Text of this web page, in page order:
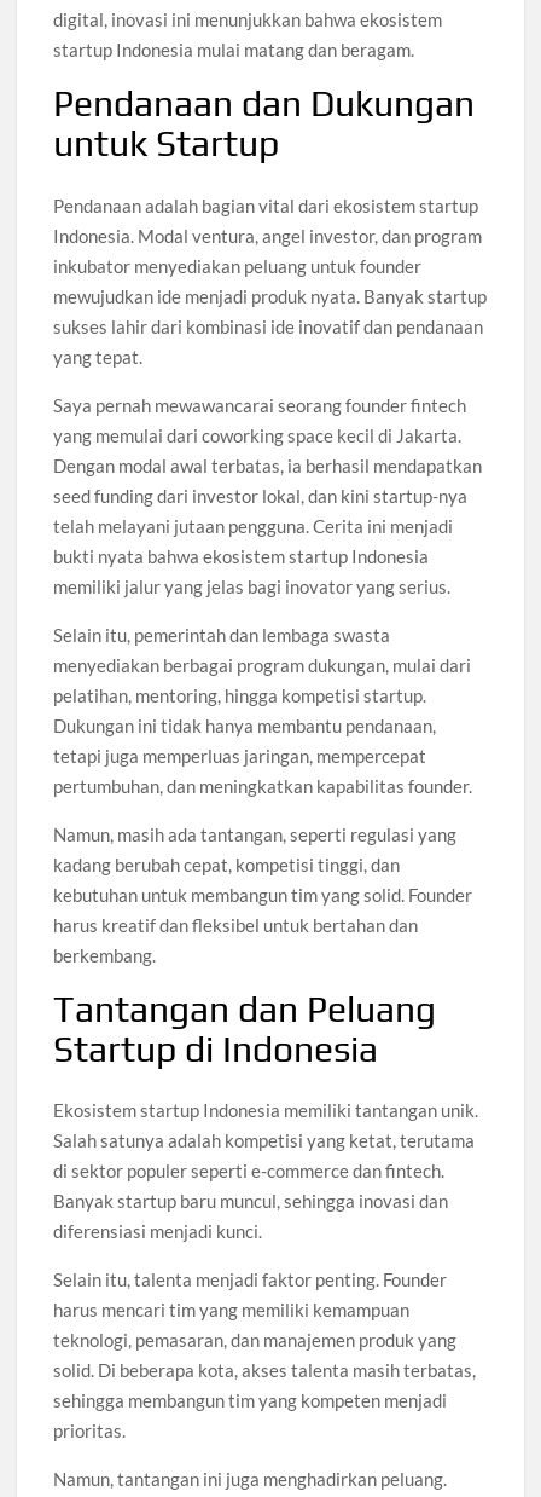
digital, inovasi ini menunjukkan bahwa ekosistem
startup Indonesia mulai matang dan beragam.
Pendanaan dan Dukungan
untuk Startup
Pendanaan adalah bagian vital dari ekosistem startup
Indonesia. Modal ventura, angel investor, dan program
inkubator menyediakan peluang untuk founder
mewujudkan ide menjadi produk nyata. Banyak startup
sukses lahir dari kombinasi ide inovatif dan pendanaan
yang tepat.
Saya pernah mewawancarai seorang founder fintech
yang memulai dari coworking space kecil di Jakarta.
Dengan modal awal terbatas, ia berhasil mendapatkan
seed funding dari investor lokal, dan kini startup-nya
telah melayani jutaan pengguna. Cerita ini menjadi
bukti nyata bahwa ekosistem startup Indonesia
memiliki jalur yang jelas bagi inovator yang serius.
Selain itu, pemerintah dan lembaga swasta
menyediakan berbagai program dukungan, mulai dari
pelatihan, mentoring, hingga kompetisi startup.
Dukungan ini tidak hanya membantu pendanaan,
tetapi juga memperluas jaringan, mempercepat
pertumbuhan, dan meningkatkan kapabilitas founder.
Namun, masih ada tantangan, seperti regulasi yang
kadang berubah cepat, kompetisi tinggi, dan
kebutuhan untuk membangun tim yang solid. Founder
harus kreatif dan fleksibel untuk bertahan dan
berkembang.
Tantangan dan Peluang
Startup di Indonesia
Ekosistem startup Indonesia memiliki tantangan unik.
Salah satunya adalah kompetisi yang ketat, terutama
di sektor populer seperti e-commerce dan fintech.
Banyak startup baru muncul, sehingga inovasi dan
diferensiasi menjadi kunci.
Selain itu, talenta menjadi faktor penting. Founder
harus mencari tim yang memiliki kemampuan
teknologi, pemasaran, dan manajemen produk yang
solid. Di beberapa kota, akses talenta masih terbatas,
sehingga membangun tim yang kompeten menjadi
prioritas.
Namun, tantangan ini juga menghadirkan peluang.